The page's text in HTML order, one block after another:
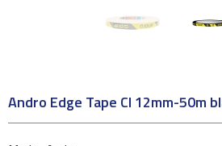
Andro Edge Tape CI 12mm-50m